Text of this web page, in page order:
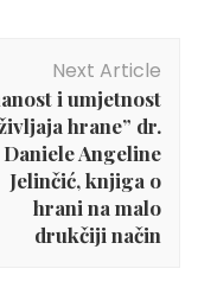
Next Article
i umjetnost
hrane” dr.
Daniele Angeline
Jelinčić, knjiga o
hrani na malo
drukčiji način